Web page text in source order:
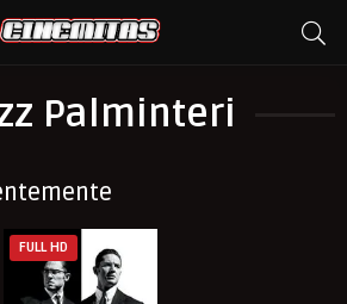
Palminteri
FULL HD